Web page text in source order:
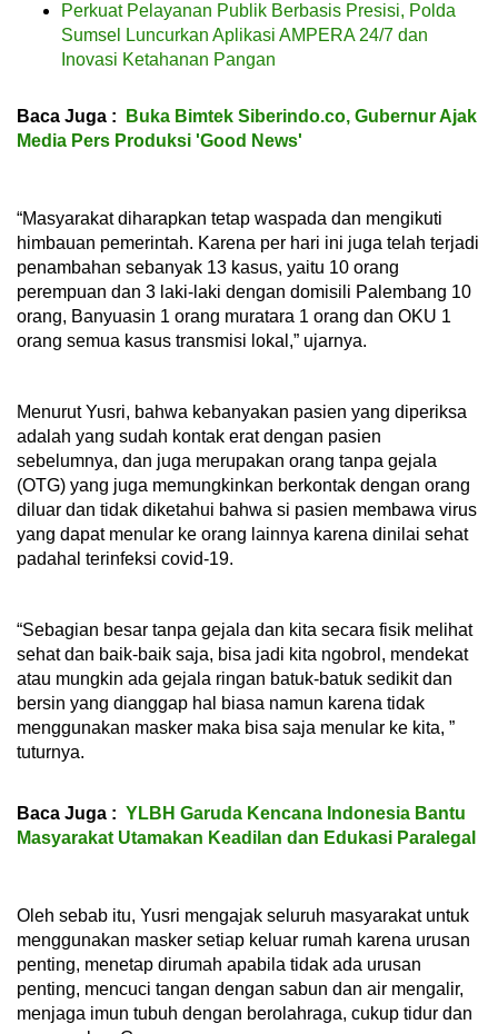
Perkuat Pelayanan Publik Berbasis Presisi, Polda
Sumsel Luncurkan Aplikasi AMPERA 24/7 dan
Inovasi Ketahanan Pangan
Baca Juga :
Buka Bimtek Siberindo.co, Gubernur Ajak
Media Pers Produksi 'Good News'
“Masyarakat diharapkan tetap waspada dan mengikuti
himbauan pemerintah. Karena per hari ini juga telah terjadi
penambahan sebanyak 13 kasus, yaitu 10 orang
perempuan dan 3 laki-laki dengan domisili Palembang 10
orang, Banyuasin 1 orang muratara 1 orang dan OKU 1
orang semua kasus transmisi lokal,” ujarnya.
Menurut Yusri, bahwa kebanyakan pasien yang diperiksa
adalah yang sudah kontak erat dengan pasien
sebelumnya, dan juga merupakan orang tanpa gejala
(OTG) yang juga memungkinkan berkontak dengan orang
diluar dan tidak diketahui bahwa si pasien membawa virus
yang dapat menular ke orang lainnya karena dinilai sehat
padahal terinfeksi covid-19.
“Sebagian besar tanpa gejala dan kita secara fisik melihat
sehat dan baik-baik saja, bisa jadi kita ngobrol, mendekat
atau mungkin ada gejala ringan batuk-batuk sedikit dan
bersin yang dianggap hal biasa namun karena tidak
menggunakan masker maka bisa saja menular ke kita, ”
tuturnya.
Baca Juga : YLBH Garuda Kencana Indonesia Bantu
Masyarakat Utamakan Keadilan dan Edukasi Paralegal
Oleh sebab itu, Yusri mengajak seluruh masyarakat untuk
menggunakan masker setiap keluar rumah karena urusan
penting, menetap dirumah apabila tidak ada urusan
penting, mencuci tangan dengan sabun dan air mengalir,
menjaga imun tubuh dengan berolahraga, cukup tidur dan